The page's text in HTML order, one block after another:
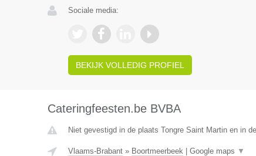
Sociale media:
BEKIJK VOLLEDIG PROFIEL
Cateringfeesten.be BVBA
Niet gevestigd in de plaats Tongre Saint Martin en in
Vlaams-Brabant» Boortmeerbeek| Google maps ▼